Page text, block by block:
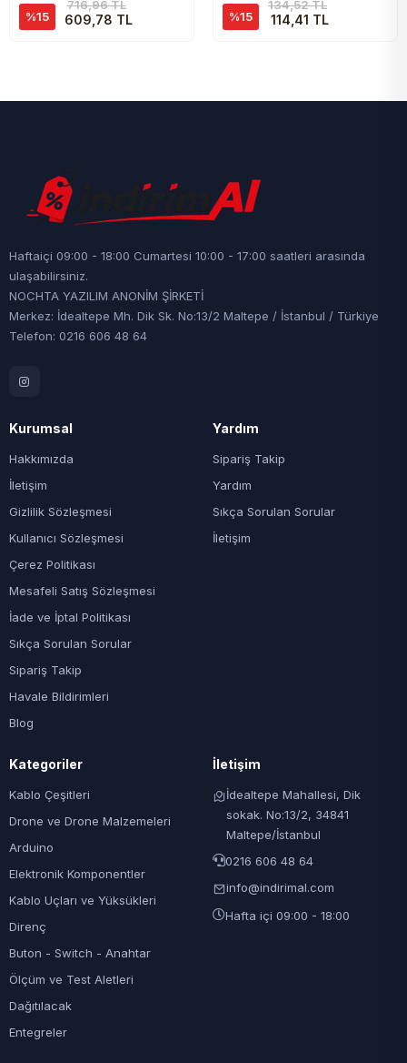
%15
716,96 TL
609,78 TL %15
134,52 TL
114,41 TL
Haftaiçi 09:00 - 18:00 Cumartesi 10:00 - 17:00 saatleri arasında
ulaşabilirsiniz.
NOCHTA YAZILIM ANONİM ŞİRKETİ
Merkez: İdealtepe Mh. Dik Sk. No:13/2 Maltepe / İstanbul / Türkiye
Telefon: 0216 606 48 64
Kurumsal
Hakkımızda
İletişim
Gizlilik Sözleşmesi
Kullanıcı Sözleşmesi
Çerez Politikası
Mesafeli Satış Sözleşmesi
İade ve İptal Politikası
Sıkça Sorulan Sorular
Sipariş Takip
Havale Bildirimleri
Blog
Yardım
Sipariş Takip
Yardım
Sıkça Sorulan Sorular
İletişim
Kategoriler
Kablo Çeşitleri
Drone ve Drone Malzemeleri
Arduino
Elektronik Komponentler
Kablo Uçları ve Yüksükleri
Direnç
Buton - Switch - Anahtar
Ölçüm ve Test Aletleri
Dağıtılacak
Entegreler
İletişim
İdealtepe Mahallesi, Dik
sokak. No:13/2, 34841
Maltepe/İstanbul
0216 606 48 64
info@indirimal.com
Hafta içi 09:00 - 18:00